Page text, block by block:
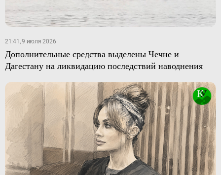
21:41, 9 июля 2026
Дополнительные средства выделены Чечне и
Дагестану на ликвидацию последствий наводнения